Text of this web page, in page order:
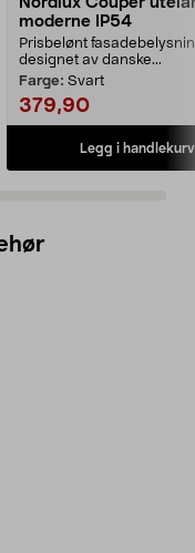
moderne IP54
Prisbelønt
designet av danske...
Farge: Svart
379,90
Legg i handlekurv